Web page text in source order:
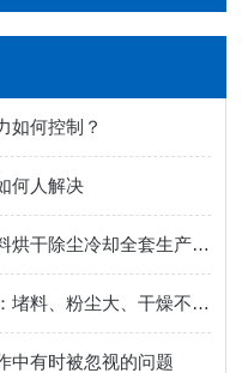
如何控制？
何人解决
碳酸钙干燥设备工艺流程，进料烘干除尘冷却全套生产线操作步骤
碳酸钙干燥设备常见故障排查：堵料、粉尘大、干燥不均匀怎么解决？
中有时被忽视的问题